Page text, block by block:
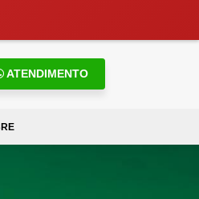
ATENDIMENTO